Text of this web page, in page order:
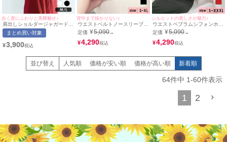
歩く度にふわりと美脚魅せ♪
肩出しショルダージャガード織
Vネックシアースリットセクシ
ープチプラオフショルダーAラ
サイズ)(せいせい/キャバドレス
まとめ買い対象
¥3,900
背中まで抜かりない♪
ウエストベルトノースリーブタ
イトミニドレス (Sサイズ～XL
サイズ) (杉山佳那恵/キャバド
レス着用)
定価 ¥5,090→
¥4,290
シルエットの美しさが魅力♪
ウエストペプラムシフォンホル
ターネックマーメイドロングド
レス (Sサイズ～XXXLサイズ)
(ゆめ/キャバドレス着用)
定価 ¥5,090→
¥4,290
並び替え 人気順 価格が安い順 価格が高い順 新着順
64件中 1-60件表示
1 2